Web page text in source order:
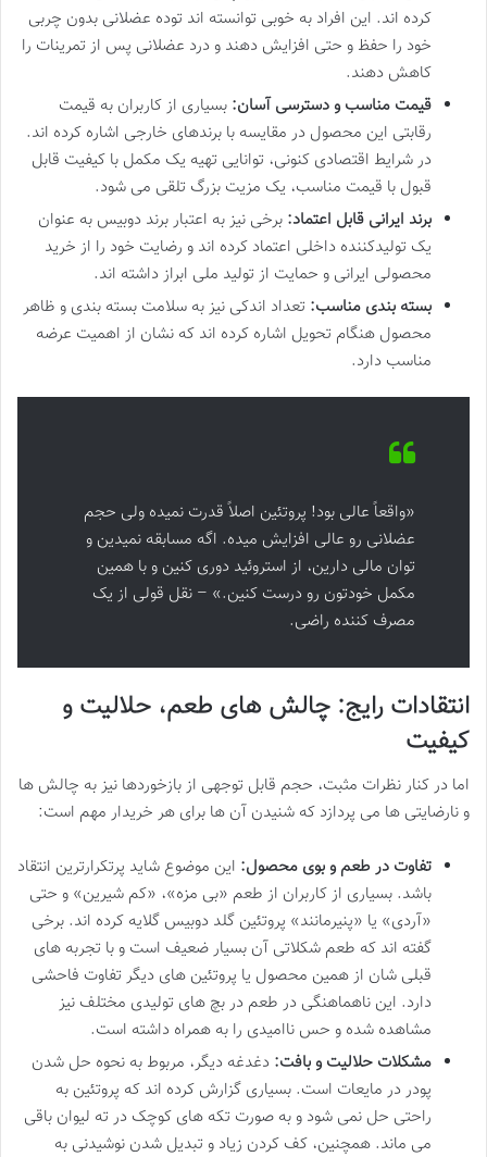
کرده اند. این افراد به خوبی توانسته اند توده عضلانی بدون چربی
خود را حفظ و حتی افزایش دهند و درد عضلانی پس از تمرینات را
کاهش دهند.
قیمت مناسب و دسترسی آسان: بسیاری از کاربران به قیمت
رقابتی این محصول در مقایسه با برندهای خارجی اشاره کرده اند.
در شرایط اقتصادی کنونی، توانایی تهیه یک مکمل با کیفیت قابل
قبول با قیمت مناسب، یک مزیت بزرگ تلقی می شود.
برند ایرانی قابل اعتماد: برخی نیز به اعتبار برند دوبیس به عنوان
یک تولیدکننده داخلی اعتماد کرده اند و رضایت خود را از خرید
محصولی ایرانی و حمایت از تولید ملی ابراز داشته اند.
بسته بندی مناسب: تعداد اندکی نیز به سلامت بسته بندی و ظاهر
محصول هنگام تحویل اشاره کرده اند که نشان از اهمیت عرضه
مناسب دارد.
«واقعاً عالی بود! پروتئین اصلاً قدرت نمیده ولی حجم
عضلانی رو عالی افزایش میده. اگه مسابقه نمیدین و
توان مالی دارین، از استروئید دوری کنین و با همین
مکمل خودتون رو درست کنین.» – نقل قولی از یک
مصرف کننده راضی.
انتقادات رایج: چالش های طعم، حلالیت و
کیفیت
اما در کنار نظرات مثبت، حجم قابل توجهی از بازخوردها نیز به چالش ها
و نارضایتی ها می پردازد که شنیدن آن ها برای هر خریدار مهم است:
تفاوت در طعم و بوی محصول: این موضوع شاید پرتکرارترین انتقاد
باشد. بسیاری از کاربران از طعم «بی مزه»، «کم شیرین» و حتی
«آردی» یا «پنیرمانند» پروتئین گلد دوبیس گلایه کرده اند. برخی
گفته اند که طعم شکلاتی آن بسیار ضعیف است و با تجربه های
قبلی شان از همین محصول یا پروتئین های دیگر تفاوت فاحشی
دارد. این ناهماهنگی در طعم در بچ های تولیدی مختلف نیز
مشاهده شده و حس ناامیدی را به همراه داشته است.
مشکلات حلالیت و بافت: دغدغه دیگر، مربوط به نحوه حل شدن
پودر در مایعات است. بسیاری گزارش کرده اند که پروتئین به
راحتی حل نمی شود و به صورت تکه های کوچک در ته لیوان باقی
می ماند. همچنین، کف کردن زیاد و تبدیل شدن نوشیدنی به